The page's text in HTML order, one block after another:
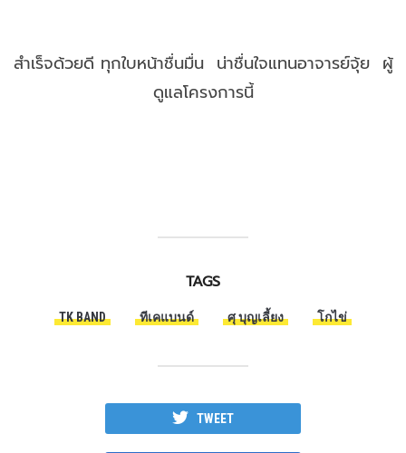
สำเร็จด้วยดี ทุกใบหน้าชื่นมื่น น่าชื่นใจแทนอาจารย์จุ้ย ผู้
ดูแลโครงการนี้
TAGS
TK BAND ทีเคแบนด์ ศุ บุญเลี้ยง โกไข่
TWEET